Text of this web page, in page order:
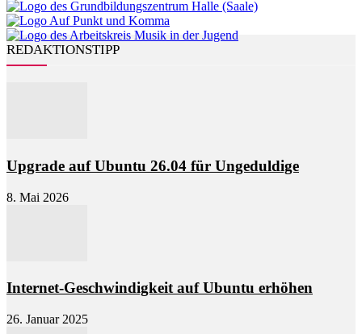
REDAKTIONSTIPP
Upgrade auf Ubuntu 26.04 für Ungeduldige
8. Mai 2026
Internet-Geschwindigkeit auf Ubuntu erhöhen
26. Januar 2025